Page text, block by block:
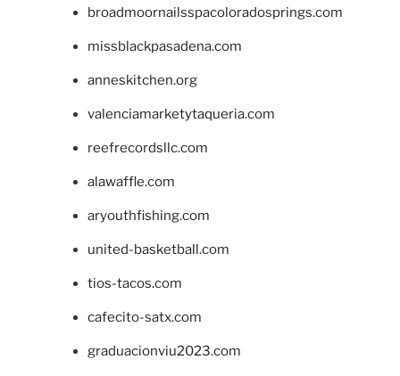
broadmoornailsspacoloradosprings.com
missblackpasadena.com
anneskitchen.org
valenciamarketytaqueria.com
reefrecordsllc.com
alawaffle.com
aryouthfishing.com
united-basketball.com
tios-tacos.com
cafecito-satx.com
graduacionviu2023.com